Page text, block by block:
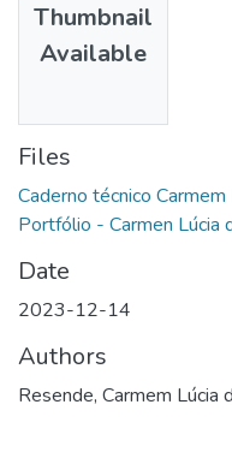
Thumbnail
Available
Files
Caderno técnico
Portfólio - Carmen Lúcia
Date
2023-12-14
Authors
Resende, Carmem Lúcia